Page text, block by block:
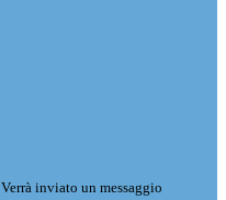
Verrà inviato un messaggio